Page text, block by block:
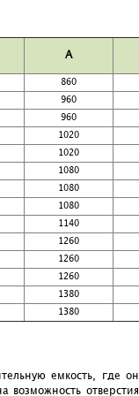
A
860
960
960
1020
1020
1080
1080
1080
1140
1260
1260
1260
1380
1380
емкость, где он
возможность отверстия